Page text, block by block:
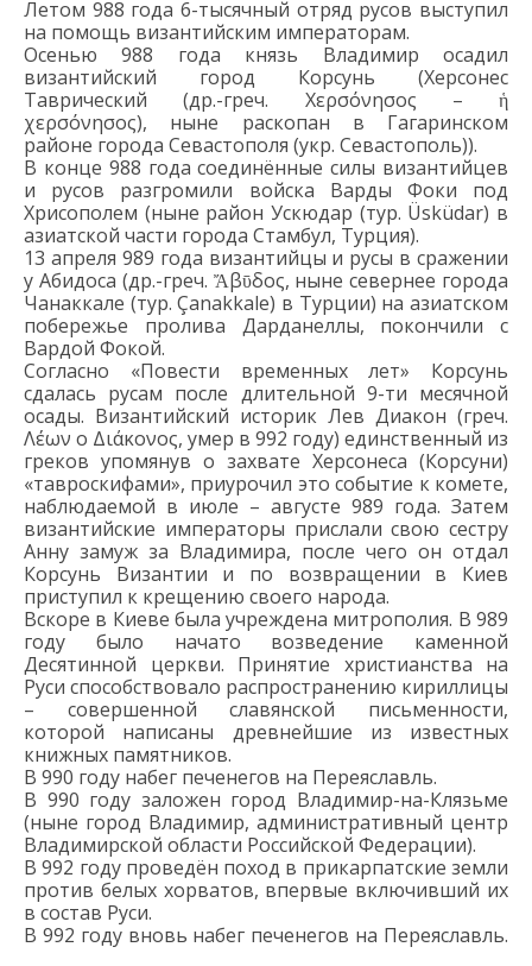
Летом 988 года 6-тысячный отряд русов выступил
на помощь византийским императорам.
Осенью988 года князь Владимиросадил
византийский город Корсунь (Херсонес
Таврический(др.-греч. Χερσόνησος
– ἡ
χερσόνησος), ныне раскопан в Гагаринском
районе города Севастополя (укр. Севастополь)).
В конце 988 года соединённые силы византийцев
и русов разгромили войска Варды Фоки под
Хрисополем (ныне район Ускюдар (тур. Üsküdar) в
азиатской части города Стамбул, Турция).
13 апреля 989 года византийцы и русы в сражении
у Абидоса (др.-греч. Ἄβῡδος, ныне севернее города
Чанаккале (тур.Çanakkale) в Турции) наазиатском
побережье пролива Дарданеллы, покончили с
Вардой Фокой.
Согласно «Повести временных лет»
Корсунь
сдалась русам после длительной 9-ти месячной
осады. Византийский историк Лев Диакон (греч.
Λέων ο Διάκονος, умер в 992 году) единственный из
греков упомянув о захвате Херсонеса (Корсуни)
«тавроскифами», приурочил это событие к комете,
наблюдаемой в июле – августе 989 года. Затем
византийские императоры прислали свою сестру
Анну замуж за Владимира, после чего он отдал
Корсунь Византии и по возвращении в Киев
приступил к крещению своего народа.
Вскоре в Киеве была учреждена митрополия. В 989
году было начато возведение каменной
Десятинной церкви. Принятие христианства на
Руси способствовало распространению кириллицы
– совершенной славянской письменности,
которой написаны древнейшие из известных
книжных памятников.
В 990 году набег печенегов на Переяславль.
В 990 году заложен город Владимир-на-Клязьме
(ныне город Владимир, административный центр
Владимирской области Российской Федерации).
В 992 году проведён поход в прикарпатские земли
против белых хорватов, впервые включивший их
в состав Руси.
В 992 году вновь набег печенегов на Переяславль.